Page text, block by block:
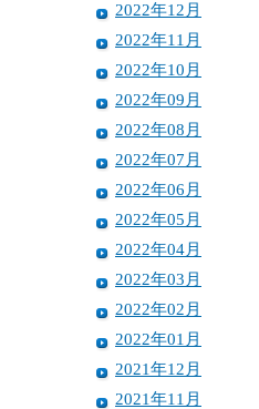
2022年12月
2022年11月
2022年10月
2022年09月
2022年08月
2022年07月
2022年06月
2022年05月
2022年04月
2022年03月
2022年02月
2022年01月
2021年12月
2021年11月